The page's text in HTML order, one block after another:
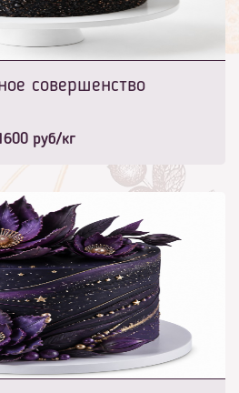
совершенство
руб/кг